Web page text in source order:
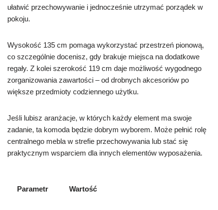
ułatwić przechowywanie i jednocześnie utrzymać porządek w
pokoju.
Wysokość 135 cm pomaga wykorzystać przestrzeń pionową,
co szczególnie docenisz, gdy brakuje miejsca na dodatkowe
regały. Z kolei szerokość 119 cm daje możliwość wygodnego
zorganizowania zawartości – od drobnych akcesoriów po
większe przedmioty codziennego użytku.
Jeśli lubisz aranżacje, w których każdy element ma swoje
zadanie, ta komoda będzie dobrym wyborem. Może pełnić rolę
centralnego mebla w strefie przechowywania lub stać się
praktycznym wsparciem dla innych elementów wyposażenia.
Parametr Wartość